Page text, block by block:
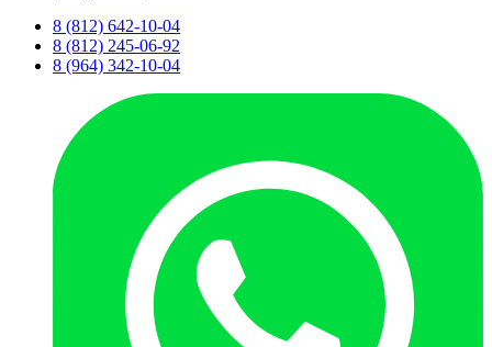
8 (812) 642-10-04
8 (812) 245-06-92
8 (964) 342-10-04